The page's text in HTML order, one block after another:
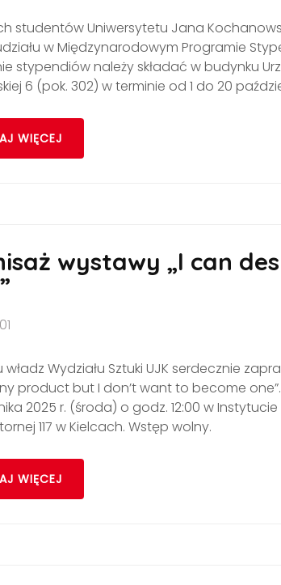
studentów Uniwersytetu Jana
w Międzynarodowym Programie
stypendiów należy składać w budynku
6 (pok. 302) w terminie od 1 do 20
WIĘCEJ
wystawy „I can
władz Wydziału Sztuki UJK serdecznie
product but I don’t want to become
2025 r. (środa) o godz. 12:00 w Instytucie
117 w Kielcach. Wstęp wolny.
WIĘCEJ